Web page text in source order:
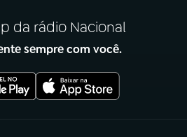
da rádio Nacional
sempre com você.